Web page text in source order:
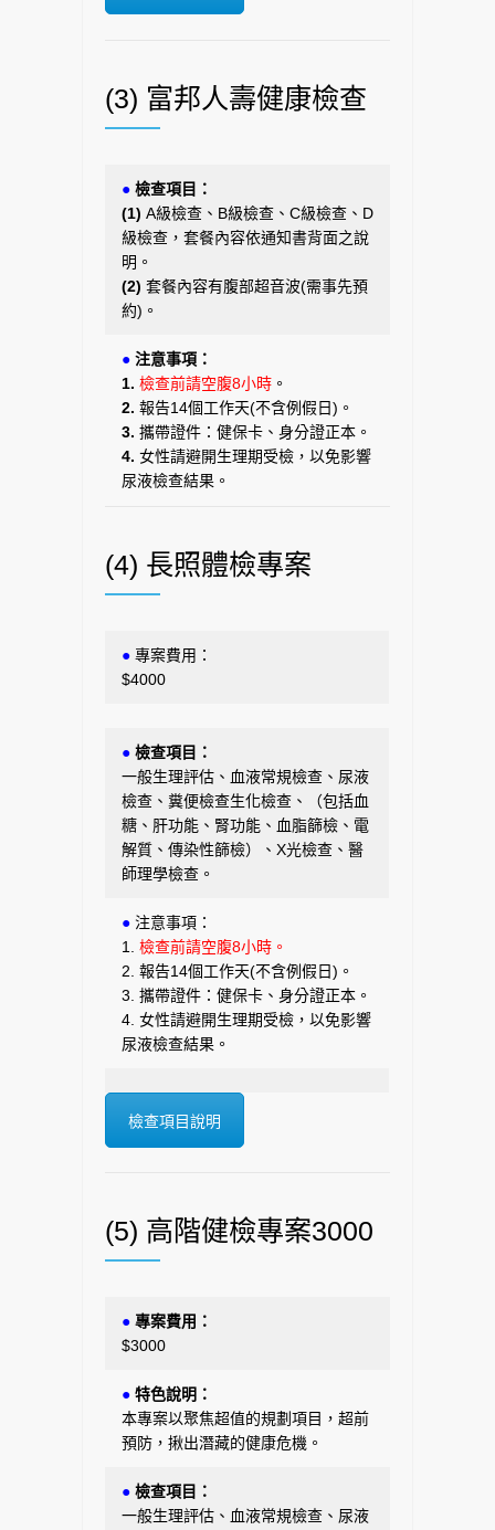
(3) 富邦人壽健康檢查
● 檢查項目：
(1) A級檢查、B級檢查、C級檢查、D
級檢查，套餐內容依通知書背面之說
明。
(2) 套餐內容有腹部超音波(需事先預
約)。
● 注意事項：
1. 檢查前請空腹8小時 。
2. 報告14個工作天(不含例假日)。
3. 攜帶證件：健保卡、身分證正本。
4. 女性請避開生理期受檢，以免影響
尿液檢查結果。
(4) 長照體檢專案
● 專案費用：
$4000
● 檢查項目：
一般生理評估、血液常規檢查、尿液
檢查、糞便檢查生化檢查、（包括血
糖、肝功能、腎功能、血脂篩檢、電
解質、傳染性篩檢）、X光檢查、醫
師理學檢查。
● 注意事項：
1. 檢查前請空腹8小時。
2. 報告14個工作天(不含例假日)。
3. 攜帶證件：健保卡、身分證正本。
4. 女性請避開生理期受檢，以免影響
尿液檢查結果。
檢查項目說明
(5) 高階健檢專案3000
● 專案費用：
$3000
● 特色說明：
本專案以聚焦超值的規劃項目，超前
預防，揪出潛藏的健康危機。
● 檢查項目：
一般生理評估、血液常規檢查、尿液